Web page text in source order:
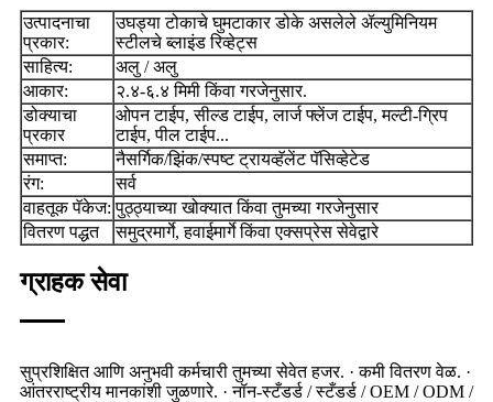
उत्पादनाचा
प्रकार:
उघड्या टोकाचे घुमटाकार डोके असलेले ॲल्युमिनियम
स्टीलचे ब्लाइंड रिव्हेट्स
साहित्य:
अलु / अलु
आकार:
२.४-६.४ मिमी किंवा गरजेनुसार.
डोक्याचा
प्रकार
ओपन टाईप, सील्ड टाईप, लार्ज फ्लेंज टाईप, मल्टी-ग्रिप
टाईप, पील टाईप...
समाप्त:
नैसर्गिक/झिंक/स्पष्ट ट्रायव्हॅलेंट पॅसिव्हेटेड
रंग:
सर्व
वाहतूक पॅकेज: पुठ्ठ्याच्या खोक्यात किंवा तुमच्या गरजेनुसार
वितरण पद्धत
समुद्रमार्गे, हवाईमार्गे किंवा एक्सप्रेस सेवेद्वारे
ग्राहक सेवा
सुप्रशिक्षित आणि अनुभवी कर्मचारी तुमच्या सेवेत हजर. · कमी वितरण वेळ. ·
आंतरराष्ट्रीय मानकांशी जुळणारे. · नॉन-स्टँडर्ड / स्टँडर्ड / OEM / ODM /